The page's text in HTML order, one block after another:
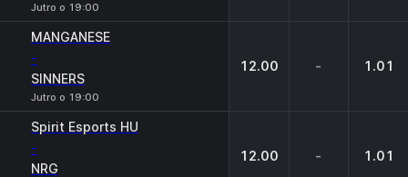
Jutro o 19:00
MANGANESE
-
SINNERS
Jutro o 19:00
12.00 - 1.01
Spirit Esports HU
-
NRG
12.00 - 1.01